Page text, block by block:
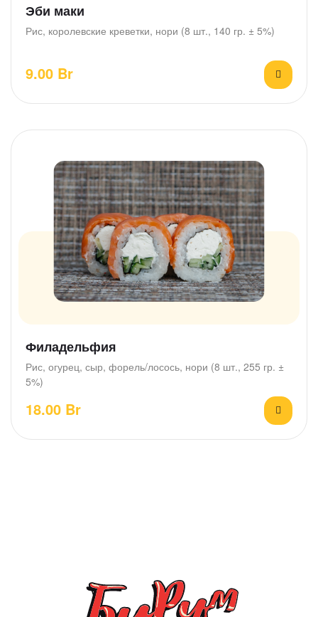
Эби маки
Рис, королевские креветки, нори (8 шт., 140 гр. ± 5%)
9.00 Br
Филадельфия
Рис, огурец, сыр, форель/лосось, нори (8 шт., 255 гр. ±
5%)
18.00 Br